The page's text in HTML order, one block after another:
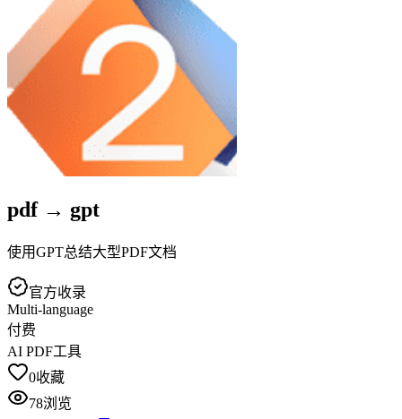
pdf → gpt
使用GPT总结大型PDF文档
官方收录
Multi-language
付费
AI PDF工具
0收藏
78浏览